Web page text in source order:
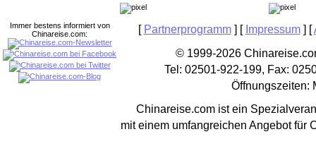
[ Partnerprogramm] [ Impressum] [
© 1999-2026
Tel: 02501-922-199, Fax:
Öffnungszeiten:
Chinareise.com ist ein
mit einem umfangreichen Angebot für
Immer bestens informiert von
Chinareise.com: